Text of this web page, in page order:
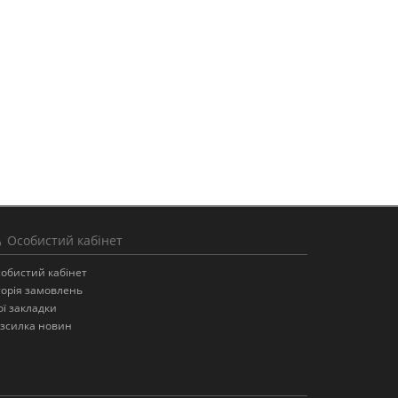
Особистий кабінет
кабінет
замовлень
закладки
новин